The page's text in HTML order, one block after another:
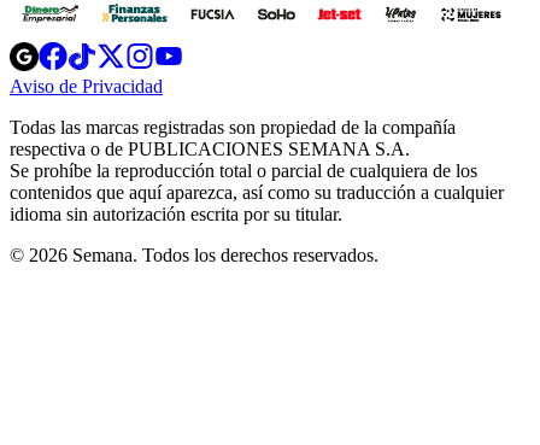
Opens
in
new
Opens
in
new
Opens
in
new
window
Opens
new
windowwindow
Aviso de Privacidad
new
window
Todas las marcas registradas son propiedad de la compañía
respectiva o de PUBLICACIONES SEMANA S.A.
Se prohíbe la reproducción total o parcial de cualquiera de los
contenidos que aquí aparezca, así como su traducción a cualquier
idioma sin autorización escrita por su titular.
© 2026 Semana. Todos los derechos reservados.